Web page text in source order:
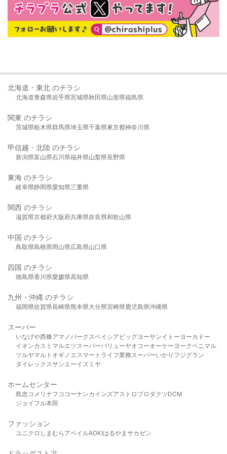
北海道・東北 のチラシ
北海道青森県岩手県宮城県秋田県山形県福島県
関東 のチラシ
茨城県栃木県群馬県埼玉県千葉県東京都神奈川県
甲信越・北陸 のチラシ
新潟県富山県石川県福井県山梨県長野県
東海 のチラシ
岐阜県静岡県愛知県三重県
関西 のチラシ
滋賀県京都府大阪府兵庫県奈良県和歌山県
中国 のチラシ
鳥取県島根県岡山県広島県山口県
四国 のチラシ
徳島県香川県愛媛県高知県
九州・沖縄 のチラシ
福岡県佐賀県長崎県熊本県大分県宮崎県鹿児島県沖縄県
スーパー
いなげや西條アマノパークスベイシア ビッグヨーサンイトーヨーカドー
イオンカスミ マルエツスーパーバリューヤオコーオーケー ヨークベニマル
ツルヤマルト オギノ エスマート ライフ業務スーパーいかり フジグラン
ダイレックスサンエーイズミヤ
ホームセンター
島忠 コメリ ナフコ コーナンカインズアストロプロダクツDCM
ジョイフル本田
ファッション
ユニクロ しまむら アベイルAOKIはるやま サカゼン